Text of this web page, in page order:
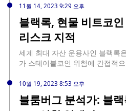
위해 미국 증권거래위원회(SEC)의
양식의 수정은 SEC가 비트코인
루고 있는 가운데 나온 것입니다
인 ETF를 승인하지 않은 이유로
크는 비트코인 ETF를 출시하기
서 수정을 통해 SEC의 우려를 해
폐에 대한 기관의 관심이 크게 변
니다. 한편 반에크는 ETF 업계에
독특한 투자 기회를 제공하는 선
11월 14, 2023 9:29 오후
블랙록, 현물 비트코
리스크 지적
세계 최대 자산 운용사인 블랙록
가 스테이블코인 위험에 간접적
만, 스테이블코인이 비트코인 시
히 시장 변동성이 비트코인 가격
USDT와 USDC와 같은 스테이블
10월 19, 2023 8:53 오후
블룸버그 분석가: 블